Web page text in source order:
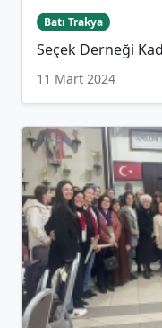
Batı Trakya
Seçek Derneği
11 Mart 2024